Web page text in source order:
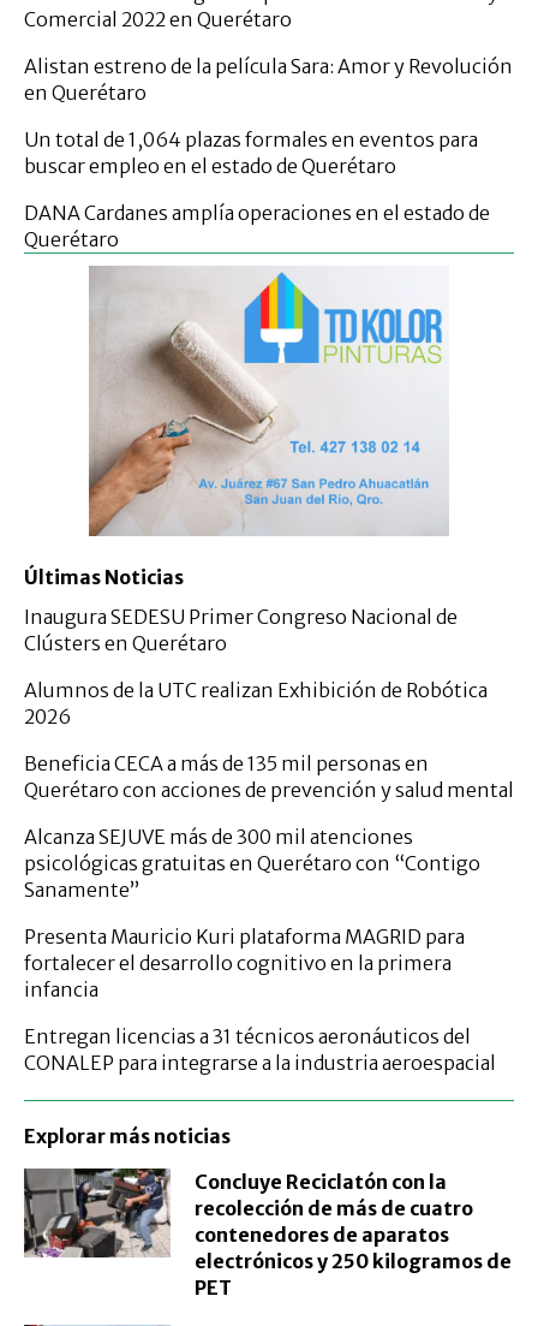
Comercial 2022 en Querétaro
Alistan estreno de la película Sara: Amor y Revolución
en Querétaro
Un total de 1,064 plazas formales en eventos para
buscar empleo en el estado de Querétaro
DANA Cardanes amplía operaciones en el estado de
Querétaro
Últimas Noticias
Inaugura SEDESU Primer Congreso Nacional de
Clústers en Querétaro
Alumnos de la UTC realizan Exhibición de Robótica
2026
Beneficia CECA a más de 135 mil personas en
Querétaro con acciones de prevención y salud mental
Alcanza SEJUVE más de 300 mil atenciones
psicológicas gratuitas en Querétaro con “Contigo
Sanamente”
Presenta Mauricio Kuri plataforma MAGRID para
fortalecer el desarrollo cognitivo en la primera
infancia
Entregan licencias a 31 técnicos aeronáuticos del
CONALEP para integrarse a la industria aeroespacial
Explorar más noticias
Concluye Reciclatón con la
recolección de más de cuatro
contenedores de aparatos
electrónicos y 250 kilogramos de
PET